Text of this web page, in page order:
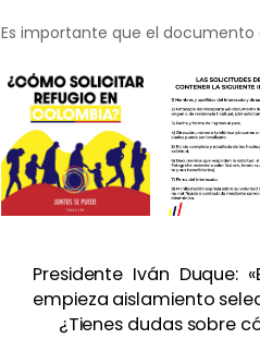
Es importante que el documento
Presidente Iván Duque:
empieza aislamiento
¿Tienes dudas sobre